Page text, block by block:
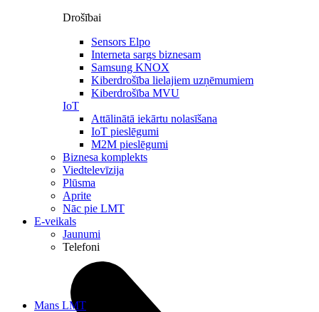
Drošībai
Sensors Elpo
Interneta sargs biznesam
Samsung KNOX
Kiberdrošība lielajiem uzņēmumiem
Kiberdrošība MVU
IoT
Attālinātā iekārtu nolasīšana
IoT pieslēgumi
M2M pieslēgumi
Biznesa komplekts
Viedtelevīzija
Plūsma
Aprite
Nāc pie LMT
E-veikals
Jaunumi
Telefoni
Mans LMT